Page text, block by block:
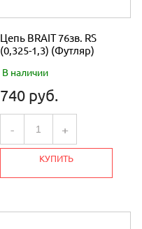
Цепь BRAIT 76зв. RS
(0,325-1,3) (Футляр)
В наличии
740 руб.
- +
КУПИТЬ